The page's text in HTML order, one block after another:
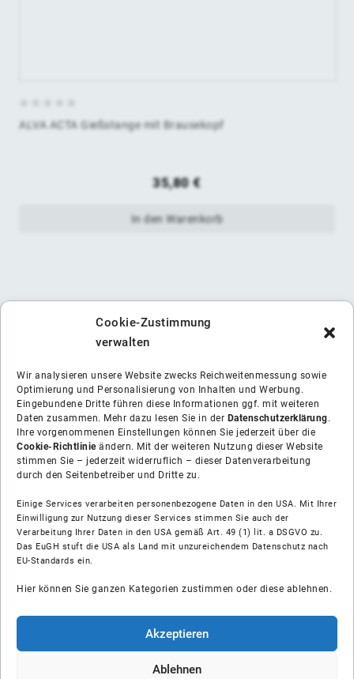
Cookie-Zustimmung
verwalten
Wir analysieren unsere Website zwecks Reichweitenmessung sowie
Optimierung und Personalisierung von Inhalten und Werbung.
Eingebundene Dritte führen diese Informationen ggf. mit weiteren
Daten zusammen. Mehr dazu lesen Sie in der Datenschutzerklärung.
Ihre vorgenommenen Einstellungen können Sie jederzeit über die
Cookie-Richtlinieändern. Mit der weiteren Nutzung dieser Website
stimmen Sie – jederzeit widerruflich – dieser Datenverarbeitung
durch den Seitenbetreiber und Dritte zu.
Einige Services verarbeiten personenbezogene Daten in den USA. Mit Ihrer
Einwilligung zur Nutzung dieser Services stimmen Sie auch der
Verarbeitung Ihrer Daten in den USA gemäß Art. 49 (1) lit. a DSGVO zu.
Das EuGH stuft die USA als Land mit unzureichendem Datenschutz nach
EU-Standards ein.
Hier können Sie ganzen Kategorien zustimmen oder diese ablehnen.
Akzeptieren
Ablehnen
ALVA ACTA Gießstange mit Brausekopf
35,80€
In den Warenkorb
Über uns
Soziale Medien